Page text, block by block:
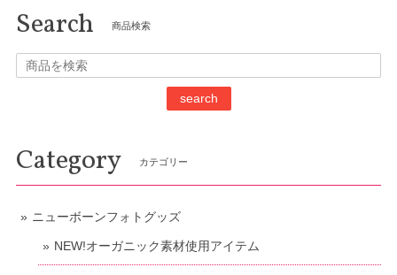
Search 商品検索
search
Category カテゴリー
ニューボーンフォトグッズ
NEW!オーガニック素材使用アイテム